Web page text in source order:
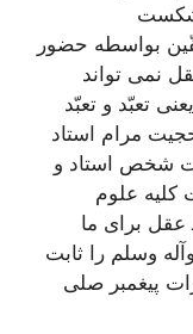
لی الخیر یا ربّ . 1ـ شکست
بواسطه حضور
در این جنگ بود. 2ـ عقل نمی تواند
کند . 3ـ سلوک یعنی تعبّد و تعبّد
به حجیت مرام استاد
شخص استاد و
. 5ـ بازگشت کلیه علوم
به علم تفصیلی می باشد . 6ـ عقل برای ما
وسلم را ثابت
پیغمبر صلی